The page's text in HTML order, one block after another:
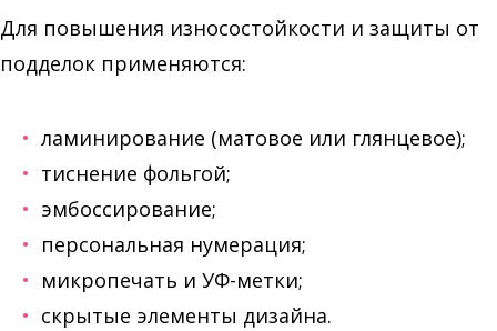
Для повышения износостойкости и защиты от
подделок применяются:
ламинирование (матовое или глянцевое);
тиснение фольгой;
эмбоссирование;
персональная нумерация;
микропечать и УФ-метки;
скрытые элементы дизайна.